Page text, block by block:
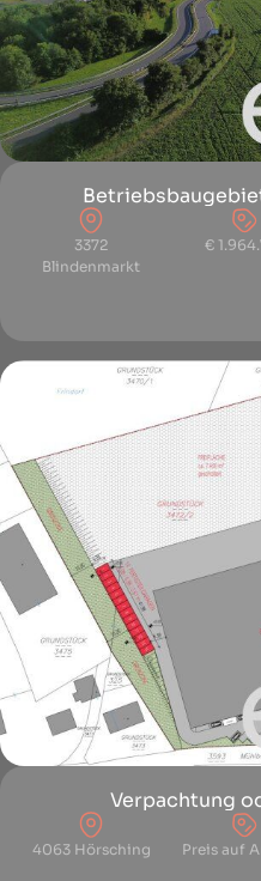
3372
Blindenmarkt
€
Verpachtung
4063 Hörsching Preis auf